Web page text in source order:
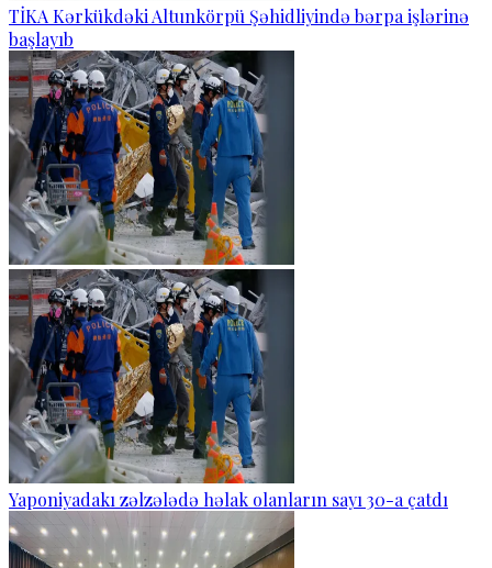
TİKA Kərkükdəki Altunkörpü Şəhidliyində bərpa işlərinə
başlayıb
Yaponiyadakı zəlzələdə həlak olanların sayı 30-a çatdı